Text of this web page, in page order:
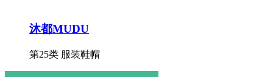
沐都MUDU
第25类 服装鞋帽